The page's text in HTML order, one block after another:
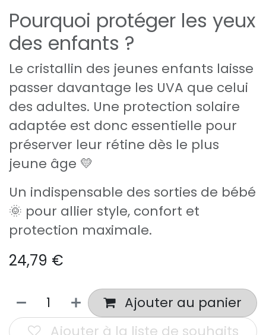
Pourquoi protéger les yeux
des enfants ?
Le cristallin des jeunes enfants laisse
passer davantage les UVA que celui
des adultes. Une protection solaire
adaptée est donc essentielle pour
préserver leur rétine dès le plus
jeune âge 💛
Un indispensable des sorties de bébé
🌞 pour allier style, confort et
protection maximale.
24,79 €
Ajouter au panier
Ajouter à la liste de souhaits